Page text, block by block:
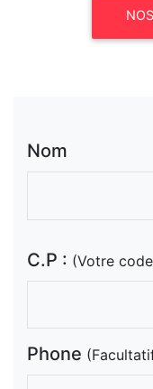
Nom
C.P : (Votre
Phone